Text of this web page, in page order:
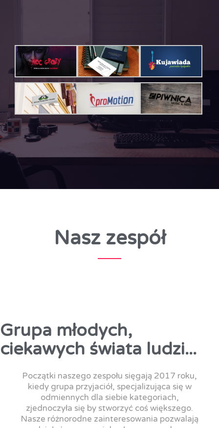
Nasz zespół
Grupa młodych,
ciekawych świata ludzi...
Początki naszego zespołu sięgają 2017 roku,
kiedy grupa przyjaciół, specjalizująca się w
odmiennych dla siebie kategoriach,
zjednoczyła się by stworzyć coś większego.
Nasze różnorodne zainteresowania pozwalają